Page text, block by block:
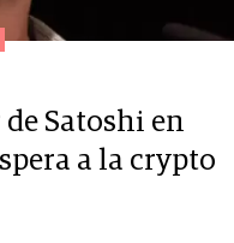
Satoshi en
a la crypto